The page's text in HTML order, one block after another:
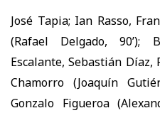
José Tapia; Ian Rasso,
(Rafael Delgado, 90’);
Escalante, Sebastián Díaz,
Chamorro (Joaquín
Gonzalo Figueroa